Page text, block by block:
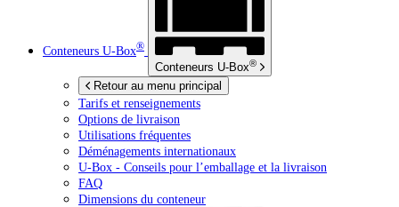
Conteneurs U-Box®
Conteneurs U-Box®
Retour au menu principal
Tarifs et renseignements
Options de livraison
Utilisations fréquentes
Déménagements internationaux
U-Box - Conseils pour l’emballage et la livraison
FAQ
Dimensions du conteneur